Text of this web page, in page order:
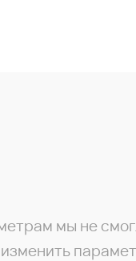
мы не